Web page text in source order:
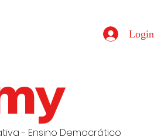
Login
- Ensino Democrático